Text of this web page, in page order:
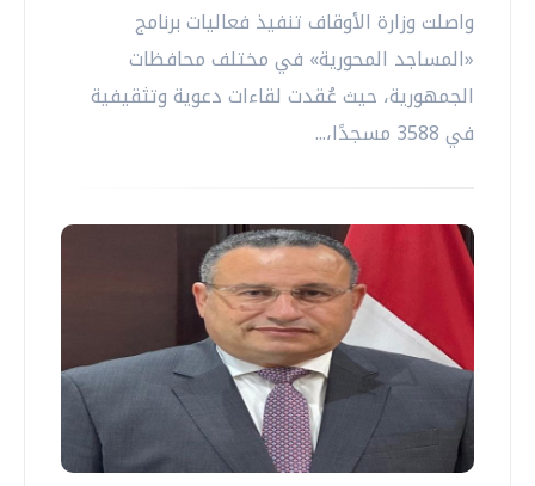
واصلت وزارة الأوقاف تنفيذ فعاليات برنامج
«المساجد المحورية» في مختلف محافظات
الجمهورية، حيث عُقدت لقاءات دعوية وتثقيفية
في 3588 مسجدًا،...